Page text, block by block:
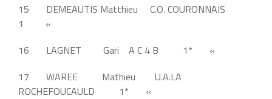
15 DEMEAUTIS Matthieu C.O. COURONNAIS
1 «
16 LAGNET Gari A C 4 B 1* «
17 WAREE Mathieu U.A.LA
ROCHEFOUCAULD 1* «